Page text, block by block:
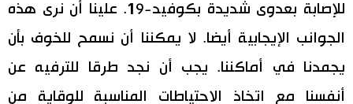
للإصابة بعدوى شديدة بكوفيد-19. علينا أن نرى هذه
الجوانب الإيجابية أيضا. لا يمكننا أن نسمح للخوف بأن
يجمدنا في أماكننا. يجب أن نجد طرقا للترفيه عن
أنفسنا مع اتخاذ الاحتياطات المناسبة للوقاية من